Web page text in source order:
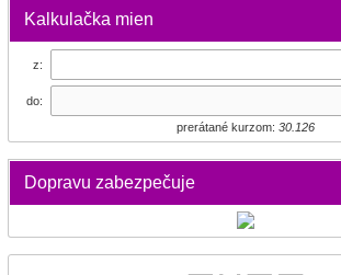
Kalkulačka mien
z:
do:
prerátané kurzom: 30.126
Dopravu zabezpečuje